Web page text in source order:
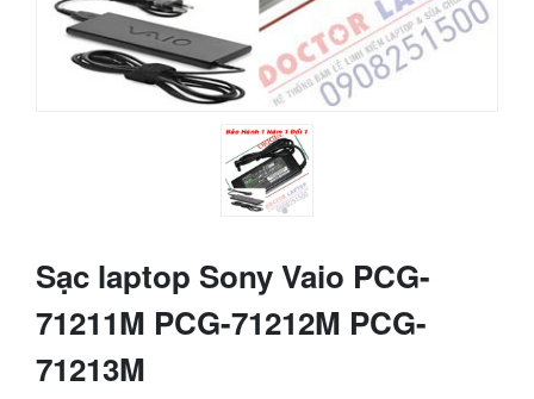
Sạc laptop Sony Vaio PCG-
71211M PCG-71212M PCG-
71213M